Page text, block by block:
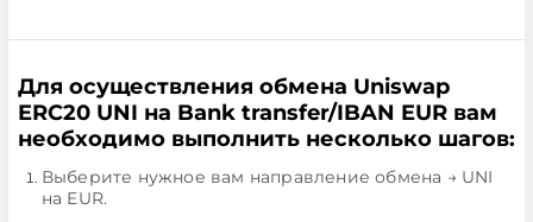
Для осуществления обмена Uniswap
ERC20 UNI на Bank transfer/IBAN EUR вам
необходимо выполнить несколько шагов:
Выберите нужное вам направление обмена → UNI
на EUR.